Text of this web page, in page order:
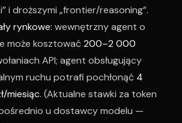
i droższymi „frontier/reasoning”.
rynkowe: wewnętrzny agent o
może kosztować200–2 000
API; agent obsługujący
ruchu potrafi pochłonąć 4
miesiąc. (Aktualne stawki za token
u dostawcy modelu —